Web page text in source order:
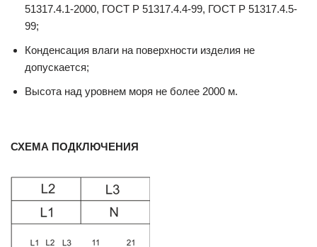
51317.4.1-2000, ГОСТ Р 51317.4.4-99, ГОСТ Р 51317.4.5-
99;
Конденсация влаги на поверхности изделия не
допускается;
Высота над уровнем моря не более 2000 м.
СХЕМА ПОДКЛЮЧЕНИЯ